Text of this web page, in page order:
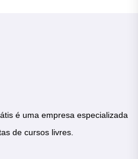
é uma empresa especializada
de cursos livres.